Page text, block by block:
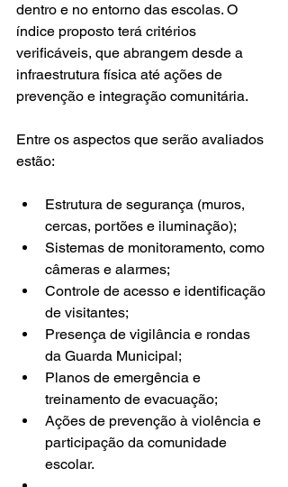
dentro e no entorno das escolas. O
índice proposto terá critérios
verificáveis, que abrangem desde a
infraestrutura física até ações de
prevenção e integração comunitária.
Entre os aspectos que serão avaliados
estão:
Estrutura de segurança (muros,
cercas, portões e iluminação);
Sistemas de monitoramento, como
câmeras e alarmes;
Controle de acesso e identificação
de visitantes;
Presença de vigilância e rondas
da Guarda Municipal;
Planos de emergência e
treinamento de evacuação;
Ações de prevenção à violência e
participação da comunidade
escolar.